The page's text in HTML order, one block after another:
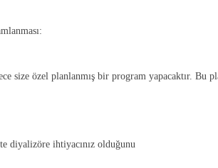
size özel planlanmış bir program yapacaktır.
diyalizöre ihtiyacınız olduğunu